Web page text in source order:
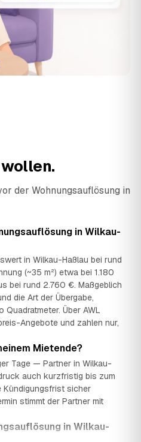
der Wohnungsauflösung in
in Wilkau-
in Wilkau-Haßlau bei rund
(~35 m²) etwa bei 1.180
bei rund 2.760 €. Maßgeblich
die Art der Übergabe,
Quadratmeter. Über AWL
Angebote und zahlen nur,
Mietende?
Tage — Partner in Wilkau-
auch kurzfristig bis zum
Kündigungsfrist sicher
stimmt der Partner mit
in Wilkau-